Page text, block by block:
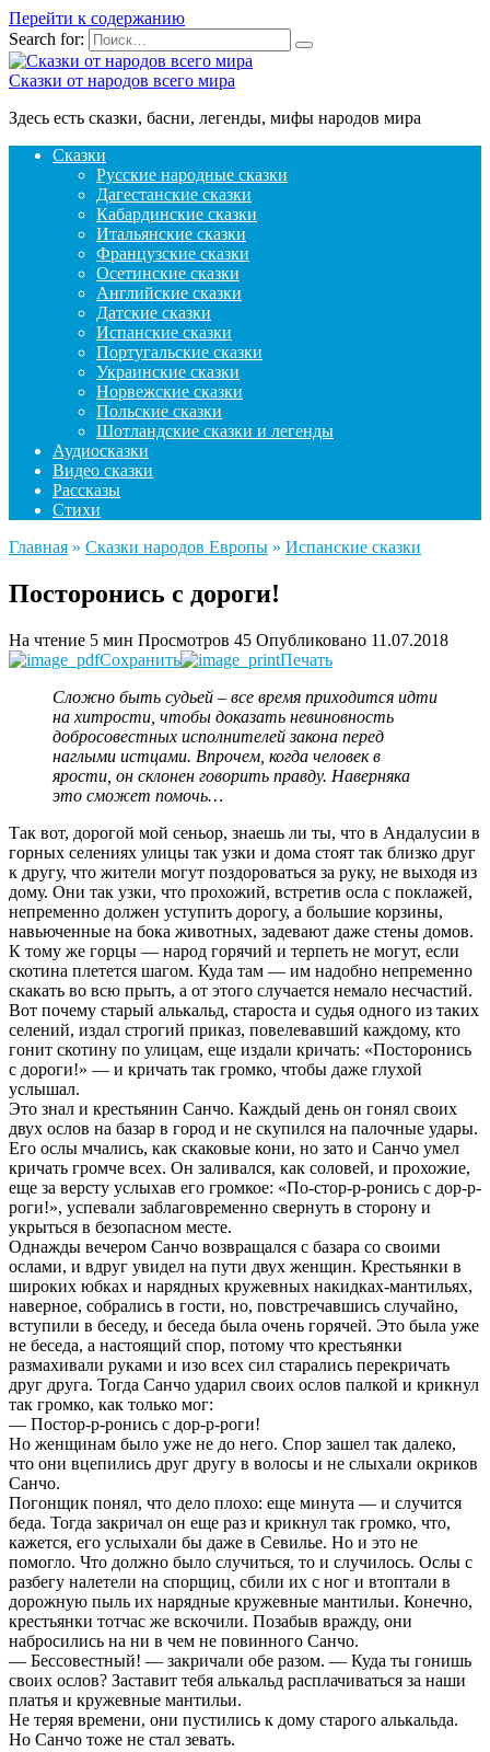
Перейти к содержанию
Search for:
Сказки от народов всего мира
Здесь есть сказки, басни, легенды, мифы народов мира
Сказки
Русские народные сказки
Дагестанские сказки
Кабардинские сказки
Итальянские сказки
Французские сказки
Осетинские сказки
Английские сказки
Датские сказки
Испанские сказки
Португальские сказки
Украинские сказки
Норвежские сказки
Польские сказки
Шотландские сказки и легенды
Аудиосказки
Видео сказки
Рассказы
Стихи
Главная » Сказки народов Европы » Испанские сказки
Посторонись с дороги!
На чтение 5 мин Просмотров 45 Опубликовано 11.07.2018
Сохранить
Печать
Сложно быть судьей – все время приходится идти
на хитрости, чтобы доказать невиновность
добросовестных исполнителей закона перед
наглыми истцами. Впрочем, когда человек в
ярости, он склонен говорить правду. Наверняка
это сможет помочь…
Так вот, дорогой мой сеньор, знаешь ли ты, что в Андалусии в
горных селениях улицы так узки и дома стоят так близко друг
к другу, что жители могут поздороваться за руку, не выходя из
дому. Они так узки, что прохожий, встретив осла с поклажей,
непременно должен уступить дорогу, а большие корзины,
навьюченные на бока животных, задевают даже стены домов.
К тому же горцы — народ горячий и терпеть не могут, если
скотина плетется шагом. Куда там — им надобно непременно
скакать во всю прыть, а от этого случается немало несчастий.
Вот почему старый алькальд, староста и судья одного из таких
селений, издал строгий приказ, повелевавший каждому, кто
гонит скотину по улицам, еще издали кричать: «Посторонись
с дороги!» — и кричать так громко, чтобы даже глухой
услышал.
Это знал и крестьянин Санчо. Каждый день он гонял своих
двух ослов на базар в город и не скупился на палочные удары.
Его ослы мчались, как скаковые кони, но зато и Санчо умел
кричать громче всех. Он заливался, как соловей, и прохожие,
еще за версту услыхав его громкое: «По-стор-р-ронись с дор-р-
роги!», успевали заблаговременно свернуть в сторону и
укрыться в безопасном месте.
Однажды вечером Санчо возвращался с базара со своими
ослами, и вдруг увидел на пути двух женщин. Крестьянки в
широких юбках и нарядных кружевных накидках-мантильях,
наверное, собрались в гости, но, повстречавшись случайно,
вступили в беседу, и беседа была очень горячей. Это была уже
не беседа, а настоящий спор, потому что крестьянки
размахивали руками и изо всех сил старались перекричать
друг друга. Тогда Санчо ударил своих ослов палкой и крикнул
так громко, как только мог:
— Постор-р-ронись с дор-р-роги!
Но женщинам было уже не до него. Спор зашел так далеко,
что они вцепились друг другу в волосы и не слыхали окриков
Санчо.
Погонщик понял, что дело плохо: еще минута — и случится
беда. Тогда закричал он еще раз и крикнул так громко, что,
кажется, его услыхали бы даже в Севилье. Но и это не
помогло. Что должно было случиться, то и случилось. Ослы с
разбегу налетели на спорщиц, сбили их с ног и втоптали в
дорожную пыль их нарядные кружевные мантильи. Конечно,
крестьянки тотчас же вскочили. Позабыв вражду, они
набросились на ни в чем не повинного Санчо.
— Бессовестный! — закричали обе разом. — Куда ты гонишь
своих ослов? Заставит тебя алькальд расплачиваться за наши
платья и кружевные мантильи.
Не теряя времени, они пустились к дому старого алькальда.
Но Санчо тоже не стал зевать.